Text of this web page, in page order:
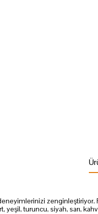
turuncu, siyah, sarı,